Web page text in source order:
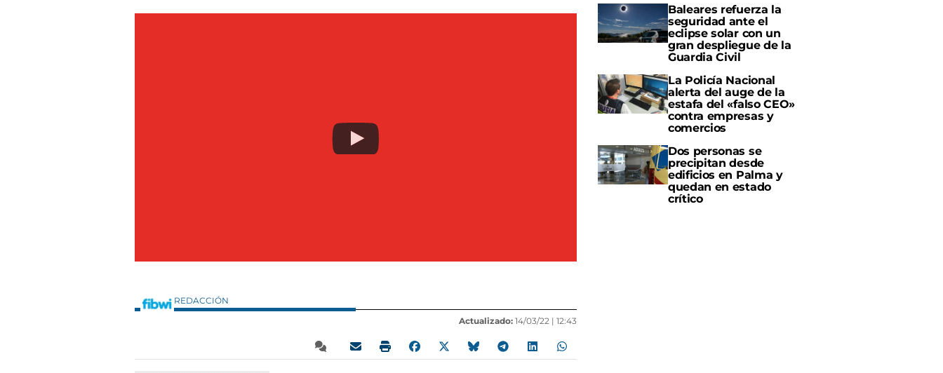
REDACCIÓN
Actualizado: 14/03/22 | 12:43
Baleares refuerza la
seguridad ante el
eclipse solar con un
gran despliegue de la
Guardia Civil
La Policía Nacional
alerta del auge de la
estafa del «falso CEO»
contra empresas y
comercios
Dos personas se
precipitan desde
edificios en Palma y
quedan en estado
crítico